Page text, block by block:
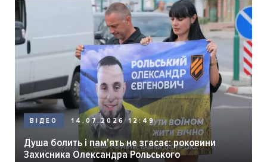
ВІДЕО 14.07.2026 12:49
Душа болить і пам'ять не згасає: роковини
Захисника Олександра Рольського